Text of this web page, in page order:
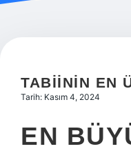
Hakkımızda
TABIININ EN
Tarih: Kasım 4, 2024
EN